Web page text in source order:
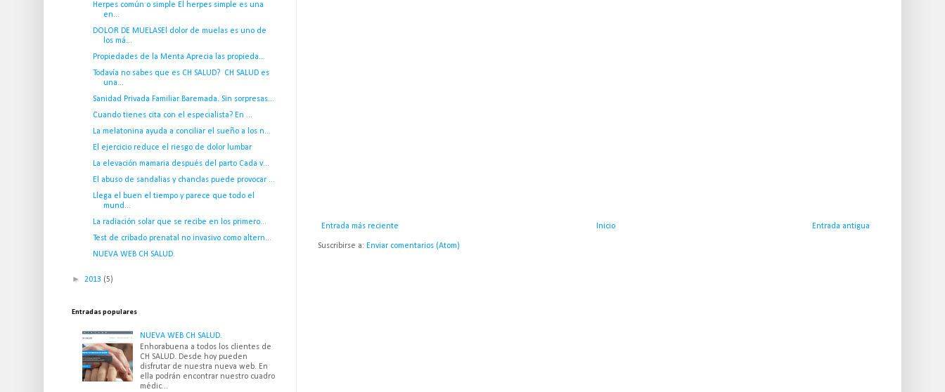
Entrada más reciente Entrada antigua
Inicio
Suscribirse a: Enviar comentarios (Atom)
Herpes común o simple El herpes simple es una
en...
DOLOR DE MUELASEl dolor de muelas es uno de
los má...
Propiedades de la Menta Aprecia las propieda...
Todavía no sabes que es CH SALUD? CH SALUD es
una...
Sanidad Privada Familiar Baremada. Sin sorpresas...
Cuando tienes cita con el especialista? En ...
La melatonina ayuda a conciliar el sueño a los n...
El ejercicio reduce el riesgo de dolor lumbar
La elevación mamaria después del parto Cada v...
El abuso de sandalias y chanclas puede provocar ...
Llega el buen el tiempo y parece que todo el
mund...
La radiación solar que se recibe en los primero...
Test de cribado prenatal no invasivo como altern...
NUEVA WEB CH SALUD.
► 2013 (5)
Entradas populares
NUEVA WEB CH SALUD.
Enhorabuena a todos los clientes de
CH SALUD. Desde hoy pueden
disfrutar de nuestra nueva web. En
ella podrán encontrar nuestro cuadro
médic...